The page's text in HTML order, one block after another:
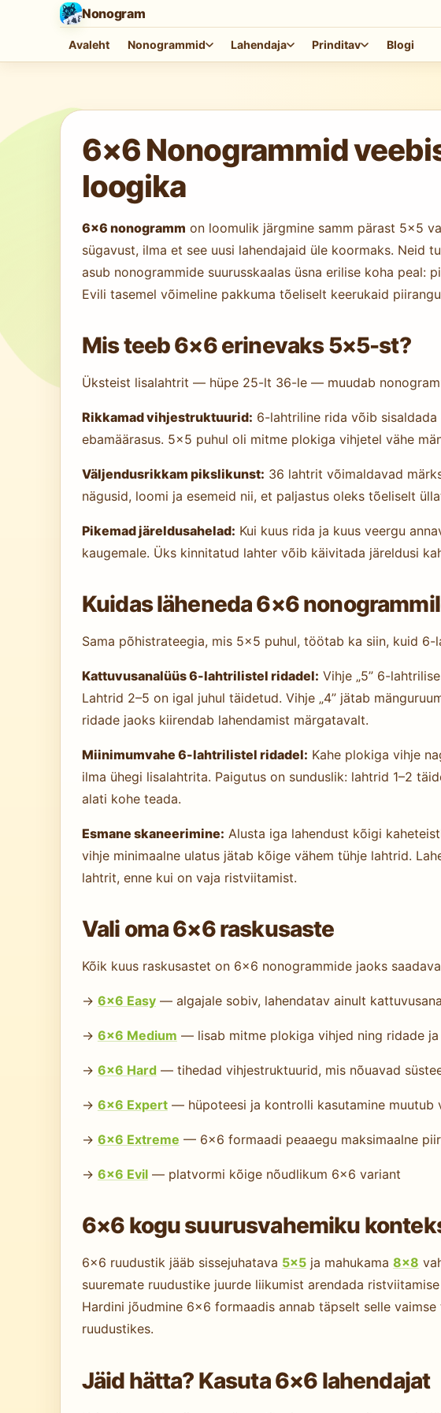
Nonogram
Avaleht Nonogrammid Lahendaja Prinditav Blogi
Mängu laadimine…
6×6 Nonogrammid
loogika
6×6 nonogramm on loomulik järgmine samm pärast 5×5
sügavust, ilma et see uusi lahendajaid üle koormaks. Neid
asub nonogrammide suurusskaalas üsna erilise koha peal:
Evili tasemel võimeline pakkuma tõeliselt keerukaid
Mis teeb 6×6 erinevaks 5×5-st?
Üksteist lisalahtrit — hüpe 25-lt 36-le — muudab
Rikkamad vihjestruktuurid: 6-lahtriline rida võib sisaldada
ebamäärasus. 5×5 puhul oli mitme plokiga vihjetel vähe
Väljendusrikkam pikslikunst: 36 lahtrit võimaldavad
nägusid, loomi ja esemeid nii, et paljastus oleks tõeliselt
Pikemad järeldusahelad: Kui kuus rida ja kuus veergu
kaugemale. Üks kinnitatud lahter võib käivitada järeldusi
Kuidas läheneda 6×6
Sama põhistrateegia, mis 5×5 puhul, töötab ka siin, kuid
Kattuvusanalüüs 6-lahtrilistel ridadel: Vihje „5” 6-
Lahtrid 2–5 on igal juhul täidetud. Vihje „4” jätab
ridade jaoks kiirendab lahendamist märgatavalt.
Miinimumvahe 6-lahtrilistel ridadel: Kahe plokiga vihje
ilma ühegi lisalahtrita. Paigutus on sunduslik: lahtrid 1–2
alati kohe teada.
Esmane skaneerimine: Alusta iga lahendust kõigi
vihje minimaalne ulatus jätab kõige vähem tühje lahtrid.
lahtrit, enne kui on vaja ristviitamist.
Vali oma 6×6 raskusaste
Kõik kuus raskusastet on 6×6 nonogrammide jaoks
→ 6×6 Easy— algajale sobiv, lahendatav ainult
→ 6×6 Medium — lisab mitme plokiga vihjed ning ridade
→ 6×6 Hard— tihedad vihjestruktuurid, mis nõuavad
→ 6×6 Expert— hüpoteesi ja kontrolli kasutamine muutub
→ 6×6 Extreme — 6×6 formaadi peaaegu maksimaalne
→ 6×6 Evil— platvormi kõige nõudlikum 6×6 variant
6×6 kogu suurusvahemiku
6×6 ruudustik jääb sissejuhatava 5×5ja mahukama 8×8
suuremate ruudustike juurde liikumist arendada
Hardini jõudmine 6×6 formaadis annab täpselt selle
ruudustikes.
Jäid hätta? Kasuta 6×6 lahendajat